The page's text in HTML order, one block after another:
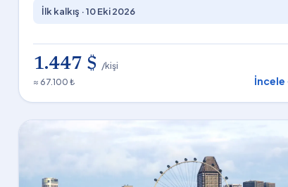
İlk kalkış ·10 Eki 2026
1.447 $ /kişi
≈ 67.100 ₺
İncele